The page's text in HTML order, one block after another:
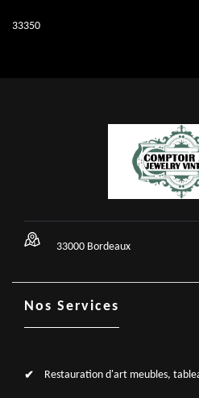
33350
33000 Bordeaux
Nos Services
Restauration d'art meubles,